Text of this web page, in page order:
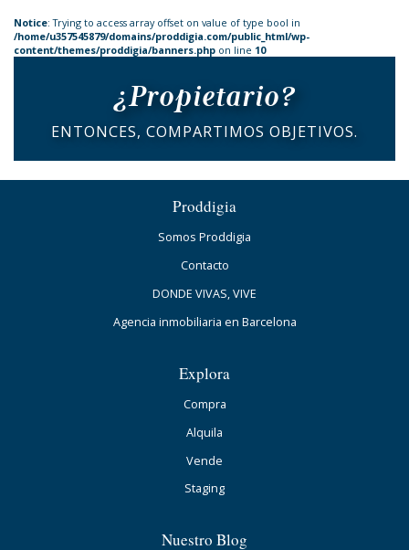
Notice: Trying to access array offset on value of type bool in
/home/u357545879/domains/proddigia.com/public_html/wp-
content/themes/proddigia/banners.php on line 10
¿Propietario?
ENTONCES, COMPARTIMOS OBJETIVOS.
Proddigia
Somos Proddigia
Contacto
DONDE VIVAS, VIVE
Agencia inmobiliaria en Barcelona
Explora
Compra
Alquila
Vende
Staging
Nuestro Blog